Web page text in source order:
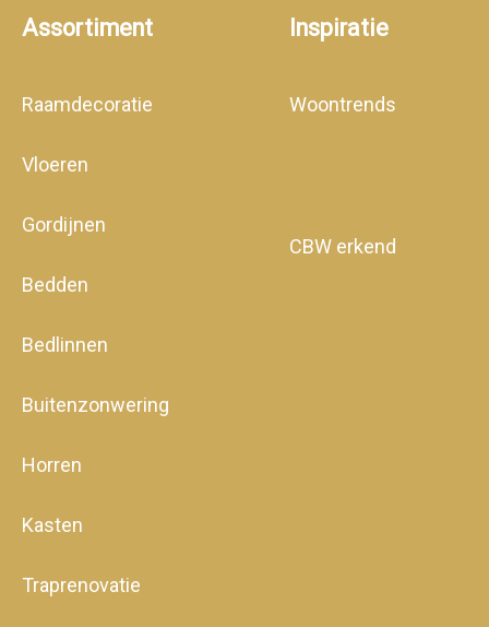
Assortiment
Raamdecoratie
Vloeren
Gordijnen
Bedden
Bedlinnen
Buitenzonwering
Horren
Kasten
Traprenovatie
Inspiratie
Woontrends
CBW erkend